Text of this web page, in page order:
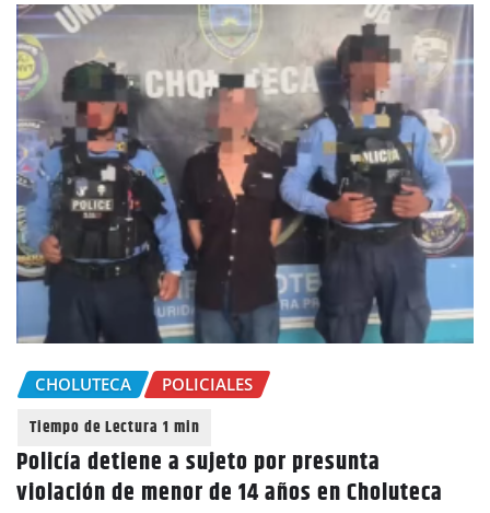
CHOLUTECA POLICIALES
Policía detiene a sujeto por presunta
violación de menor de 14 años en Choluteca